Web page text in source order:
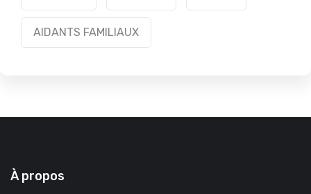
AIDANTS FAMILIAUX
À propos